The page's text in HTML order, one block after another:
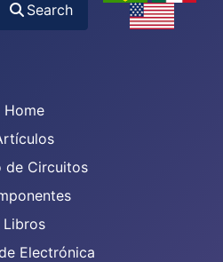
Search
Home
de Circuitos
Libros
Electrónica